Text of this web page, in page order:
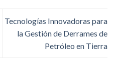
Tecnologías Innovadoras para
la Gestión de Derrames de
Petróleo en Tierra